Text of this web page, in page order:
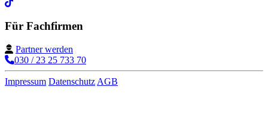
Für Fachfirmen
Partner werden
030 / 23 25 733 70
Impressum Datenschutz AGB